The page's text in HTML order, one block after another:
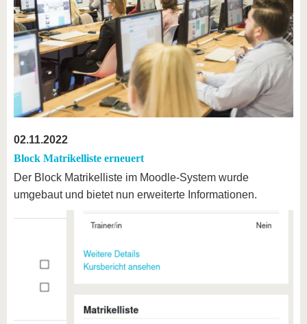
02.11.2022
Block Matrikelliste erneuert
Der Block Matrikelliste im Moodle-System wurde
umgebaut und bietet nun erweiterte Informationen.